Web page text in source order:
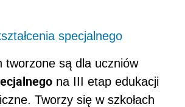
specjalnego
tworzone są dla uczniów
na III etap edukacji
Tworzy się w szkołach